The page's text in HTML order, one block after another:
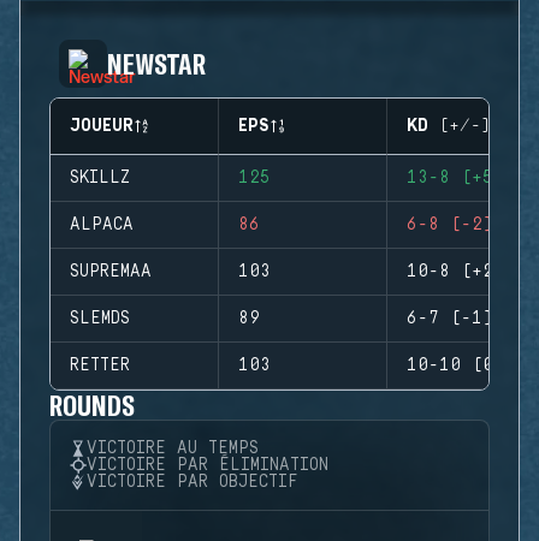
NEWSTAR
JOUEUR EPS KD (+/-)
SKILLZ 125 13-8 (+5)
ALPACA 86 6-8 (-2)
SUPREMAA 103 10-8 (+2)
SLEMDS 89 6-7 (-1)
RETTER 103 10-10 (0)
ROUNDS
VICTOIRE AU TEMPS
VICTOIRE PAR ÉLIMINATION
VICTOIRE PAR OBJECTIF